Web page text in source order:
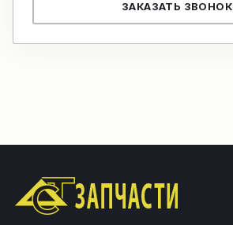
ЗАКАЗАТЬ ЗВОНОК